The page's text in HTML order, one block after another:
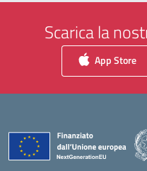
Scarica la
App Store